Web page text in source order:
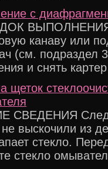
с
ВЫПОЛНЕНИЯ
канаву или
(см. подраздел
и снять
щеток
СВЕДЕНИЯ
выскочили из
стекло.
стекло